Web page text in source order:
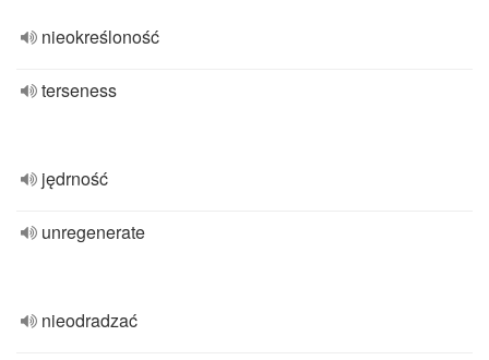
nieokreśloność
terseness
jędrność
unregenerate
nieodradzać